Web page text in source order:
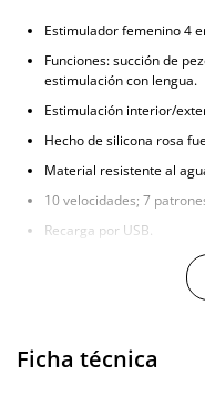
Estimulador femenino 4
Funciones: succión de
estimulación con lengua.
Estimulación interior/
Hecho de silicona rosa
Material resistente al
10 velocidades; 7
Recarga por USB.
Dimensiones: 12,7 cm x
Ficha técnica